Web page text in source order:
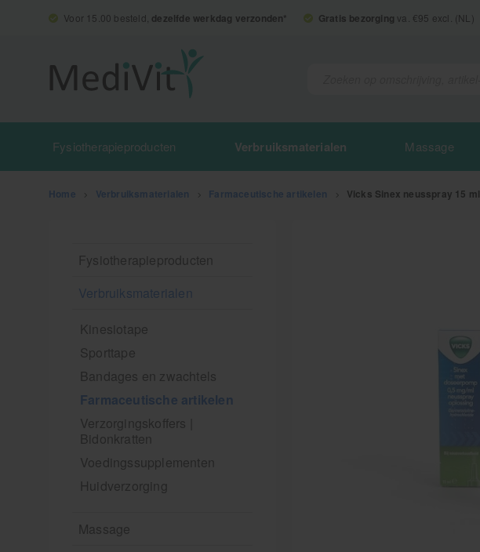
Voor 15.00 besteld, dezelfde werkdag verzonden* Gratis bezorging va. €95 excl. (NL)
Fysiotherapieproducten Verbruiksmaterialen Massage
Home Verbruiksmaterialen Farmaceutische artikelen Vicks Sinex neusspray 15 ml
Fysiotherapieproducten
Verbruiksmaterialen
Kinesiotape
Sporttape
Bandages en zwachtels
Farmaceutische artikelen
Verzorgingskoffers |
Bidonkratten
Voedingssupplementen
Huidverzorging
Massage